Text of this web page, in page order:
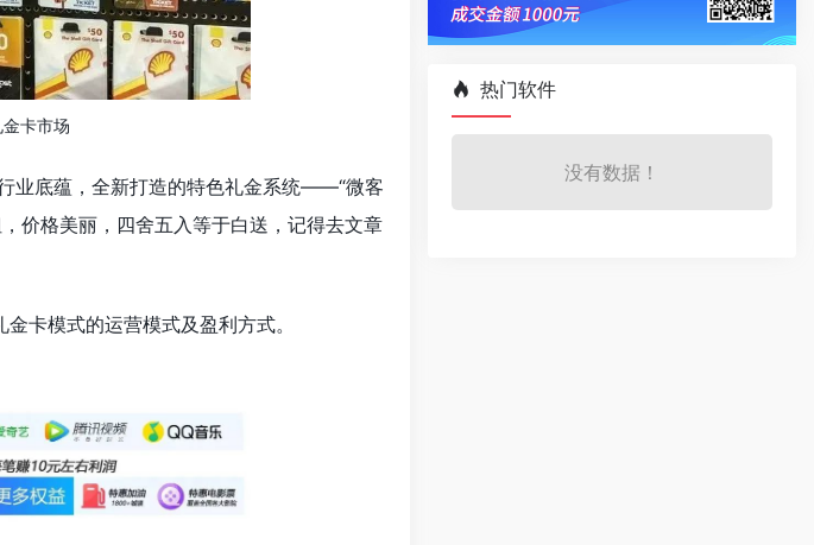
卡市场
业底蕴，全新打造的特色礼金系统——“微客
价格美丽，四舍五入等于白送，记得去文章
卡模式的运营模式及盈利方式。
热门软件
没有数据！